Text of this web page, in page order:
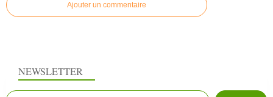
Ajouter un commentaire
NEWSLETTER